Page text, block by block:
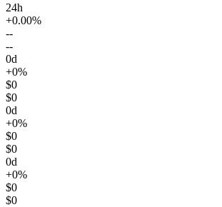
24h
+0.00%
--
--
0d
+0%
$0
$0
0d
+0%
$0
$0
0d
+0%
$0
$0